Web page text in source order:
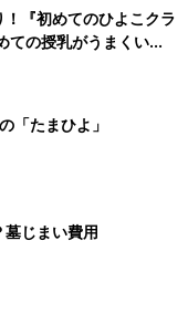
『初めてのひよこクラ
ての授乳がうまくい
夏のトラブル 解決テ
「たまひよ」
じまい費用